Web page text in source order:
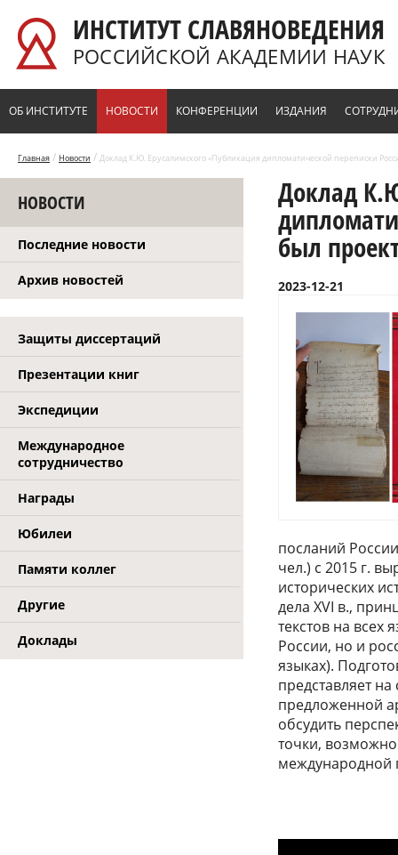
ИНСТИТУТ СЛАВЯНОВЕДЕНИЯ
РОССИЙСКОЙ АКАДЕМИИ НАУК
ОБ ИНСТИТУТЕ НОВОСТИ КОНФЕРЕНЦИИ ИЗДАНИЯ
Главная / Новости / Доклад К.Ю. Ерусалимского «Публикация дипломатической переписки
НОВОСТИ
Последние новости
Архив новостей
Защиты диссертаций
Презентации книг
Экспедиции
Международное
сотрудничество
Награды
Юбилеи
Памяти коллег
Другие
Доклады
Доклад
был
2023-12-21
посланий
чел.) с 2015 г.
исторических
дела XVI в.,
текстов на всех
России, но и
языках).
представляет
предложенной
обсудить
точки,
международной